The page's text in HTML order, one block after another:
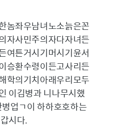
놈좌우남녀노소늙은꼰
자사민주의자다자녀든
여튼거시기머시기윤서
승환수령이든고사리든
학의기치아래우리모두
이김병과 니나무시했
업ㄱ이 하하호호하는
시다.